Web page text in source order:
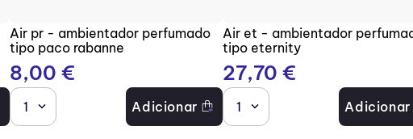
Air pr - ambientador perfumado
tipo paco rabanne
8,00 €
1 Adicionar
Air et - ambientador
tipo eternity
27,70 €
1 Adicionar